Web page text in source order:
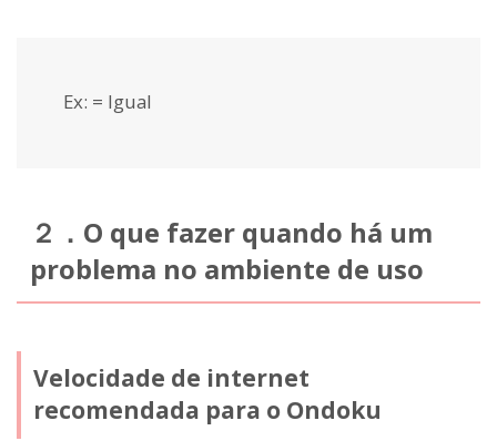
Ex: = Igual
２．O que fazer quando há um
problema no ambiente de uso
Velocidade de internet
recomendada para o Ondoku